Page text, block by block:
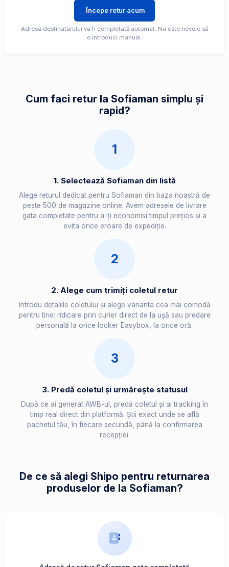
Începe retur acum
Adresa destinatarului va fi completată automat. Nu este nevoie să
o introduci manual.
Cum faci retur la Sofiaman simplu și
rapid?
1
1. Selectează Sofiaman din listă
Alege returul dedicat pentru Sofiaman din baza noastră de
peste 500 de magazine online. Avem adresele de livrare
gata completate pentru a-ți economisi timpul prețios și a
evita orice eroare de expediție.
2
2. Alege cum trimiți coletul retur
Introdu detaliile coletului și alege varianta cea mai comodă
pentru tine: ridicare prin curier direct de la ușă sau predare
personală la orice locker Easybox, la orice oră.
3
3. Predă coletul și urmărește statusul
După ce ai generat AWB-ul, predă coletul și ai tracking în
timp real direct din platformă. Știi exact unde se află
pachetul tău, în fiecare secundă, până la confirmarea
recepției.
De ce să alegi Shipo pentru returnarea
produselor de la Sofiaman?